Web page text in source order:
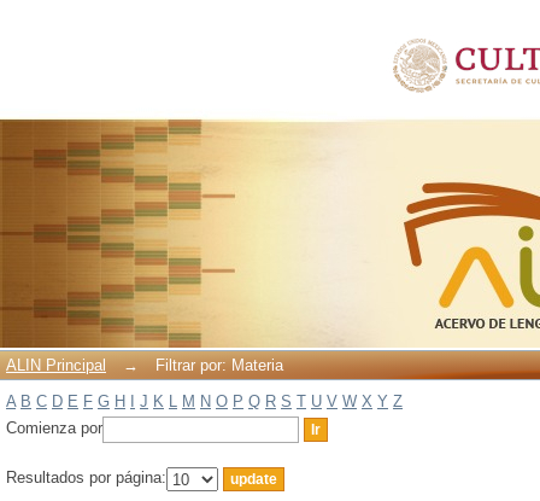
ALIN Principal →
Filtrar por: Materia
A B C D E F G H J K L M N O P Q R S T U V W X Y Z
Comienza por
Resultados por página: